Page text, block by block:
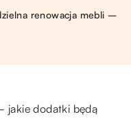
renowacja mebli –